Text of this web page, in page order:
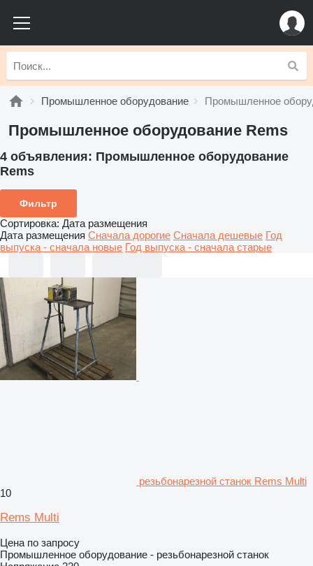
Промышленное оборудование Промышленное
Промышленное оборудование Rems
4 объявления: Промышленное оборудование
Rems
Фильтр
Сортировка: Дата размещения
Дата размещения Сначала дорогие Сначала дешевые Год
выпуска - сначала новые Год выпуска - сначала старые
резьбонарезной станок Rems Multi
10
Rems Multi
Цена по запросу
Промышленное оборудование - резьбонарезной станок